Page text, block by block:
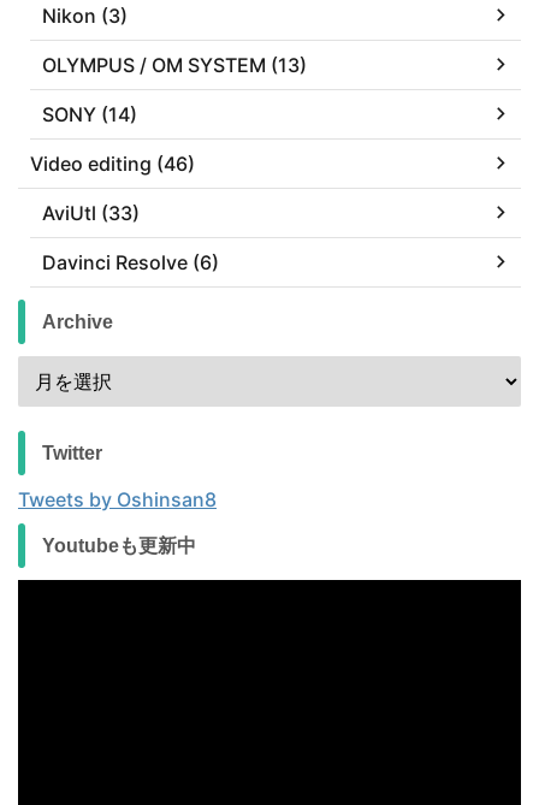
Nikon (3)
OLYMPUS / OM SYSTEM (13)
SONY (14)
Video editing (46)
AviUtl (33)
Davinci Resolve (6)
Archive
Twitter
Tweets by Oshinsan8
Youtubeも更新中